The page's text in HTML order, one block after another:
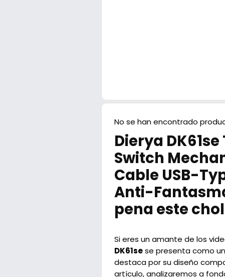
No se han encontrado
Dierya
Switch
Cable USB-
Anti-
pena este
Si eres un amante de los
DK61sese presenta como
destaca por su diseño
artículo, analizaremos a